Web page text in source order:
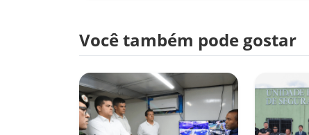
Você também pode gostar